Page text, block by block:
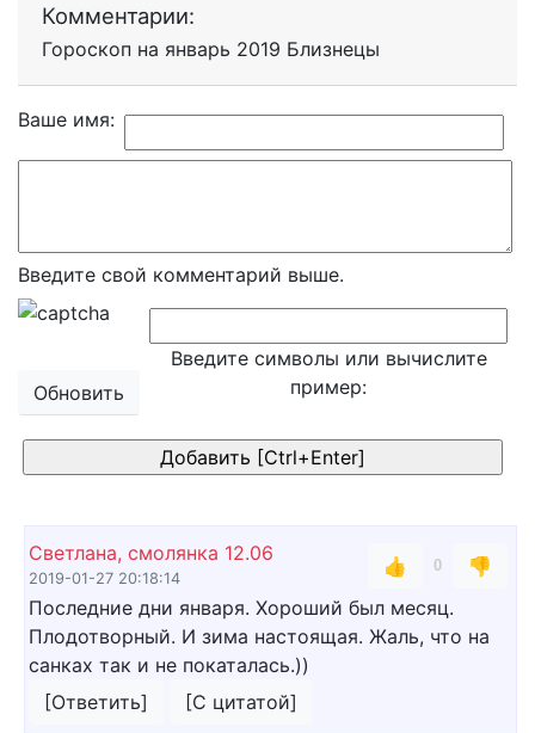
Комментарии:
Гороскоп на январь 2019 Близнецы
Ваше имя:
Введите свой комментарий выше.
Обновить
Введите символы или вычислите
пример:
Светлана, смолянка 12.06
2019-01-27 20:18:14
👍 0
👎
Последние дни января. Хороший был месяц.
Плодотворный. И зима настоящая. Жаль, что на
санках так и не покаталась.))
[Ответить]
[С цитатой]